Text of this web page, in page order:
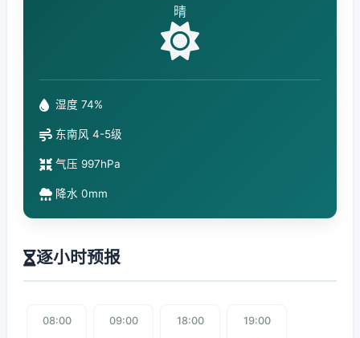
晴
湿度 74%
东南风 4-5级
气压 997hPa
降水 0mm
逐小时预报
08:00 09:00 18:00 19:00